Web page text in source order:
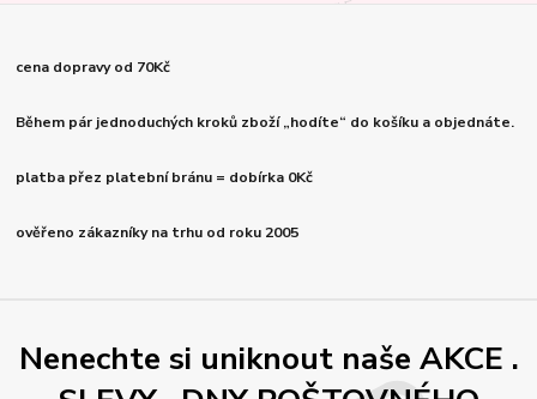
cena dopravy od 70Kč
Během pár jednoduchých kroků zboží „hodíte“ do košíku a objednáte.
platba přez platební bránu = dobírka 0Kč
ověřeno zákazníky na trhu od roku 2005
Nenechte si uniknout naše AKCE .